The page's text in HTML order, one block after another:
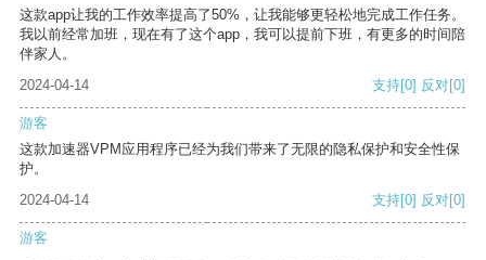
这款app让我的工作效率提高了50%，让我能够更轻松地完成工作任务。
我以前经常加班，现在有了这个app，我可以提前下班，有更多的时间陪
伴家人。
2024-04-14
支持[0] 反对[0]
游客
这款加速器VPM应用程序已经为我们带来了无限的隐私保护和安全性保
护。
2024-04-14
支持[0] 反对[0]
游客